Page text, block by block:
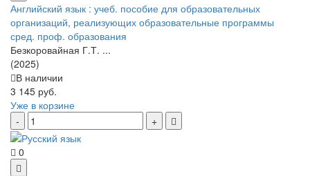
Английский язык : учеб. пособие для образовательных
организаций, реализующих образовательные программы
сред. проф. образования
Безкоровайная Г.Т. ...
(2025)
В наличии
3 145 руб.
Уже в корзине
0